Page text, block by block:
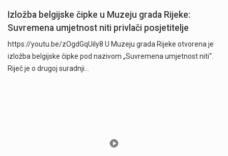
Izložba belgijske čipke u Muzeju grada Rijeke:
Suvremena umjetnost niti privlači posjetitelje
https://youtu.be/zOgdGqUily8 U Muzeju grada Rijeke otvorena je
izložba belgijske čipke pod nazivom „Suvremena umjetnost niti“.
Riječ je o drugoj suradnji…